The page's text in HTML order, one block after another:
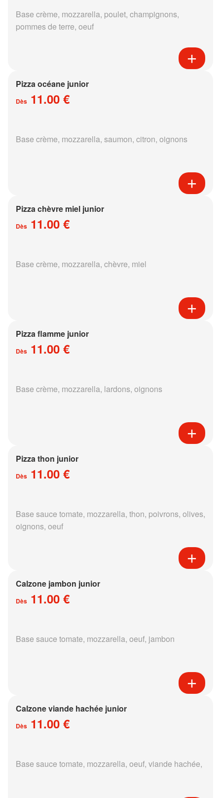
Base crème, mozzarella, poulet, champignons,
pommes de terre, oeuf
Pizza océane junior
Dès 11.00 €
Base crème, mozzarella, saumon, citron, oignons
Pizza chèvre miel junior
Dès 11.00 €
Base crème, mozzarella, chèvre, miel
Pizza flamme junior
Dès 11.00 €
Base crème, mozzarella, lardons, oignons
Pizza thon junior
Dès 11.00 €
Base sauce tomate, mozzarella, thon, poivrons, olives,
oignons, oeuf
Calzone jambon junior
Dès 11.00 €
Base sauce tomate, mozzarella, oeuf, jambon
Calzone viande hachée junior
Dès 11.00 €
Base sauce tomate, mozzarella, oeuf, viande hachée,